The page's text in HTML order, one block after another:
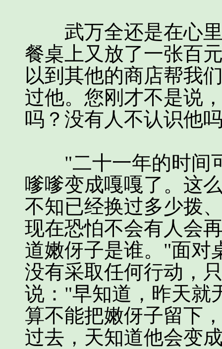
武万全还是在心里
餐桌上又放了一张百
以到其他的商店帮我
过他。您刚才不是说
吗？没有人不认识他
"二十一年的时间可
嗲嗲变成嘎嘎了。这
不知已经换过多少拨
现在恐怕不会有人会
道嫩伢子是谁。"面对
没有采取任何行动，
说："早知道，昨天就
算不能把嫩伢子留下
过去，天知道他会变